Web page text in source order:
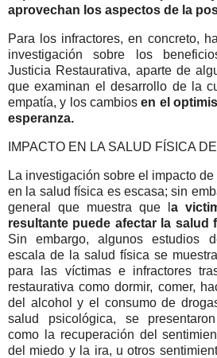
aprovechan los aspectos de la
Para los infractores, en concreto,
investigación sobre los
Justicia Restaurativa, aparte de
que examinan el desarrollo de la
empatía, y los cambiosen el
esperanza.
IMPACTO EN LA SALUD FÍSICA
La investigación sobre el impacto
en la salud física es escasa; sin
general que muestra que l a
resultante puede afectar la salud
Sin embargo, algunos estudios
escala de la salud física se
para las víctimas e infractores
restaurativa como dormir, comer,
del alcohol y el consumo de
salud psicológica, se
como la recuperación del
del miedo y la ira, u otros